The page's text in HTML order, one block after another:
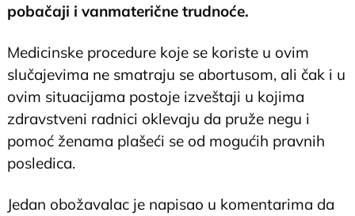
pobačaji i vanmaterične trudnoće.
Medicinske procedure koje se koriste u ovim
slučajevima ne smatraju se abortusom, ali čak i u
ovim situacijama postoje izveštaji u kojima
zdravstveni radnici oklevaju da pruže negu i
pomoć ženama plašeći se od mogućih pravnih
posledica.
Jedan obožavalac je napisao u komentarima da